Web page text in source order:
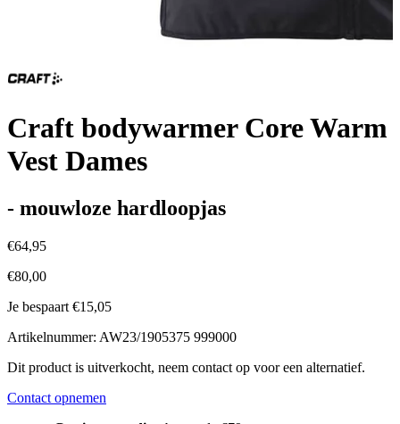
Craft bodywarmer Core Warm
Vest Dames
- mouwloze hardloopjas
€64,95
€80,00
Je bespaart €15,05
Artikelnummer: AW23/1905375 999000
Dit product is uitverkocht, neem contact op voor een alternatief.
Contact opnemen